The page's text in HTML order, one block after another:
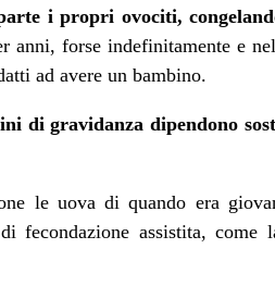
i propri ovociti,
anni, forse indefinitamente e
ad avere un bambino.
di gravidanza dipendono
le uova di quando era
fecondazione assistita, come